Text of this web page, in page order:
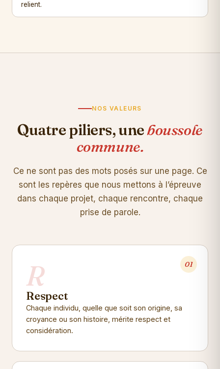
relient.
NOS VALEURS
Quatre piliers, uneboussole
commune.
Ce ne sont pas des mots posés sur une page. Ce
sont les repères que nous mettons à l’épreuve
dans chaque projet, chaque rencontre, chaque
prise de parole.
01
R
Respect
Chaque individu, quelle que soit son origine, sa
croyance ou son histoire, mérite respect et
considération.